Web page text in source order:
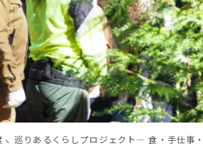
巡りあるくらしプロジェクト― 食・手仕事